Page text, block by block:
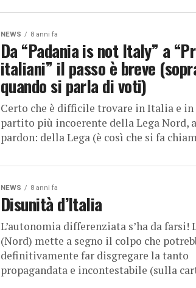
NEWS 8 anni fa
Da “Padania is not Italy” a
italiani” il passo è breve
quando si parla di voti)
Certo che è difficile trovare in Italia e in
partito più incoerente della Lega Nord,
pardon: della Lega (è così che si fa
NEWS 8 anni fa
Disunità d’Italia
L’autonomia differenziata s’ha da farsi!
(Nord) mette a segno il colpo che
definitivamente far disgregare la tanto
propagandata e incontestabile (sulla